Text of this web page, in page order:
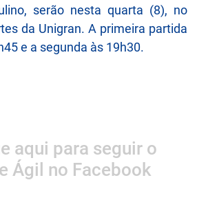
serão nesta quarta (8), no
da Unigran. A primeira partida
e a segunda às 19h30.
aqui para seguir o
Ágil no Facebook